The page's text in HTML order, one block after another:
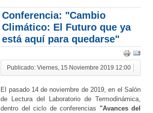
Conferencia: "Cambio
Climático: El Futuro que ya
está aquí para quedarse"
Publicado: Viernes, 15 Noviembre 2019 12:00
El pasado 14 de noviembre de 2019, en el Salón
de Lectura del Laboratorio de Termodinámica,
dentro del ciclo de conferencias "Avances del